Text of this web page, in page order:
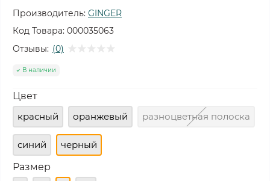
Производитель: GINGER
Код Товара: 000035063
Отзывы: (0)
В наличии
Цвет
красный
оранжевый разноцветная полоска
синий
черный
Размер